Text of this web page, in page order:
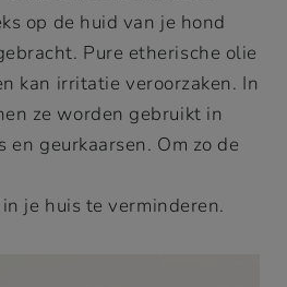
op de huid van je hond
Pure etherische olie
kan irritatie veroorzaken. In
ze worden gebruikt in
en geurkaarsen. Om zo de
je huis te verminderen.